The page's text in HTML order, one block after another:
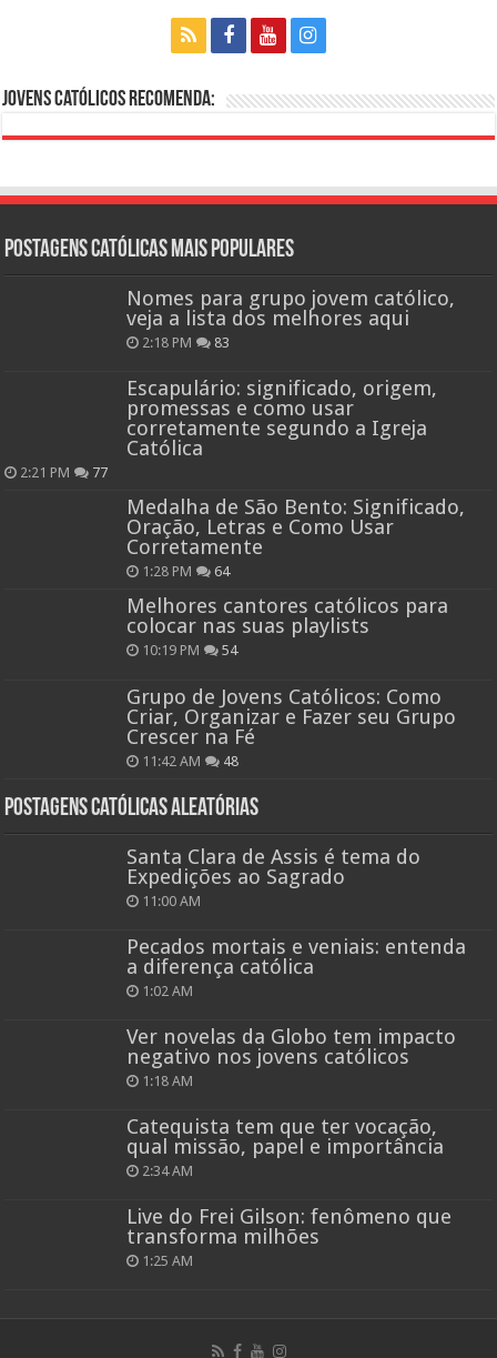
Jovens Católicos Recomenda:
Postagens católicas mais Populares
Nomes para grupo jovem católico,
veja a lista dos melhores aqui
2:18 PM 83
Escapulário: significado, origem,
promessas e como usar
corretamente segundo a Igreja
Católica
2:21 PM 77
Medalha de São Bento: Significado,
Oração, Letras e Como Usar
Corretamente
1:28 PM 64
Melhores cantores católicos para
colocar nas suas playlists
10:19 PM 54
Grupo de Jovens Católicos: Como
Criar, Organizar e Fazer seu Grupo
Crescer na Fé
11:42 AM 48
Postagens católicas aleatórias
Santa Clara de Assis é tema do
Expedições ao Sagrado
11:00 AM
Pecados mortais e veniais: entenda
a diferença católica
1:02 AM
Ver novelas da Globo tem impacto
negativo nos jovens católicos
1:18 AM
Catequista tem que ter vocação,
qual missão, papel e importância
2:34 AM
Live do Frei Gilson: fenômeno que
transforma milhões
1:25 AM